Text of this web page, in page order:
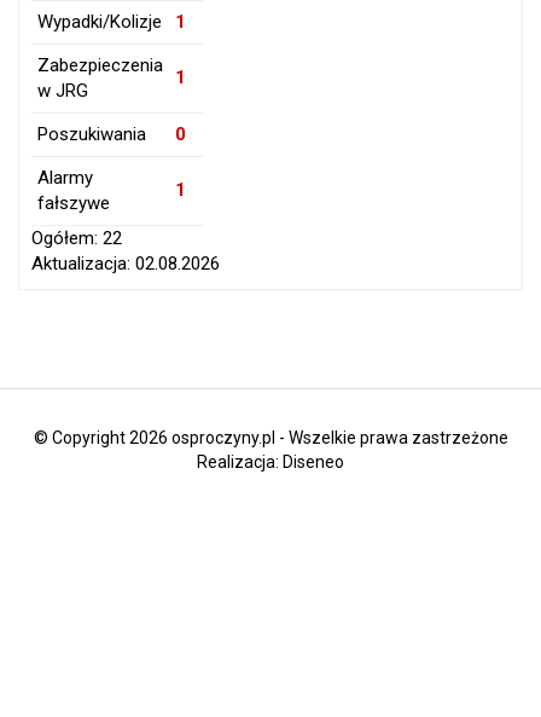
Wypadki/Kolizje
1
Zabezpieczenia
w JRG
1
Poszukiwania
0
Alarmy
fałszywe
1
Ogółem: 22
Aktualizacja: 02.08.2026
© Copyright 2026 osproczyny.pl - Wszelkie prawa zastrzeżone
Realizacja: Diseneo